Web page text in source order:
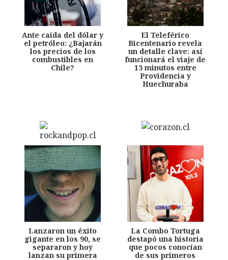
Ante caída del dólar y
el petróleo: ¿Bajarán
los precios de los
combustibles en
Chile?
El Teleférico
Bicentenario revela
un detalle clave: así
funcionará el viaje de
13 minutos entre
Providencia y
Huechuraba
Lanzaron un éxito
gigante en los 90, se
separaron y hoy
lanzan su primera
La Combo Tortuga
destapó una historia
que pocos conocían
de sus primeros